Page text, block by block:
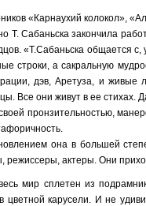
«Карнаухий колокол»,
Т. Сабаньска закончила
«Т.Сабаньска общается
строки, а сакральную
дэв, Аретуза, и
Все они живут в ее стихах.
пронзительностью,
она в большей
режиссеры, актеры. Они
мир сплетен из
цветной карусели. И не